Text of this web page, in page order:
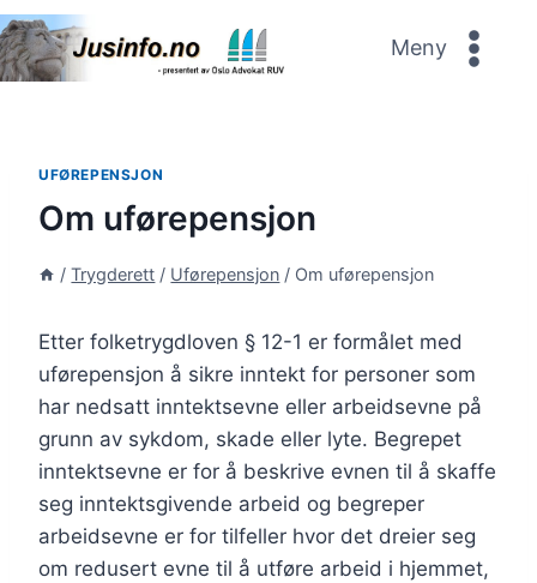
Skip
to
content
Meny
UFØREPENSJON
Om uførepensjon
/ Trygderett / Uførepensjon / Om uførepensjon
Etter folketrygdloven § 12-1 er formålet med
uførepensjon å sikre inntekt for personer som
har nedsatt inntektsevne eller arbeidsevne på
grunn av sykdom, skade eller lyte. Begrepet
inntektsevne er for å beskrive evnen til å skaffe
seg inntektsgivende arbeid og begreper
arbeidsevne er for tilfeller hvor det dreier seg
om redusert evne til å utføre arbeid i hjemmet,